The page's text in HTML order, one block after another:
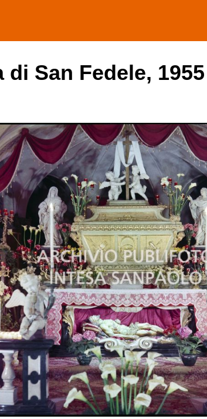
San Fedele, 1955